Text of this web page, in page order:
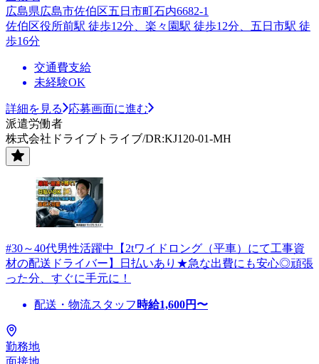
広島県広島市佐伯区五日市町石内6682-1
佐伯区役所前駅 徒歩12分、楽々園駅 徒歩12分、五日市駅 徒
歩16分
交通費支給
未経験OK
詳細を見る
応募画面に進む
派遣労働者
株式会社ドライブトライブ/DR:KJ120-01-MH
#30～40代男性活躍中【2tワイドロング（平車）にて工事資
材の配送ドライバー】日払いあり★急な出費にも安心◎頑張
った分、すぐに手元に！
配送・物流スタッフ 時給1,600円〜
勤務地
面接地